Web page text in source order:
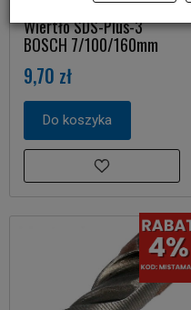
Wiertło SDS-Plus-3
BOSCH 7/100/160mm
9,70 zł
Do koszyka